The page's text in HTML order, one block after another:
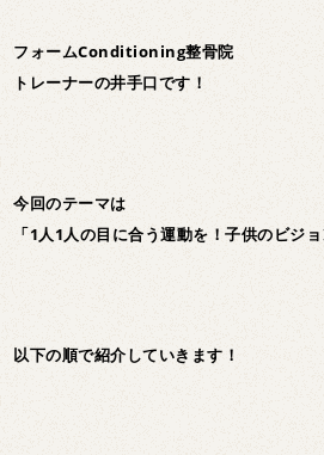
フォームConditioning整骨院
トレーナーの井手口です！
今回のテーマは
「1人1人の目に合う運動を！子供のビジ
以下の順で紹介していきます！